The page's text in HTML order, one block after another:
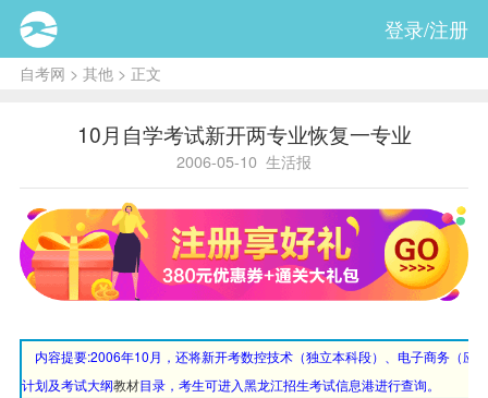
登录/注册
自考网 > 其他 > 正文
10月自学考试新开两专业恢复一专业
2006-05-10 生活报
内容提要:2006年10月，还将新开考数控技术（独立本科段）、电子商务（应
计划及考试大纲教材目录，考生可进入黑龙江招生考试信息港进行查询。